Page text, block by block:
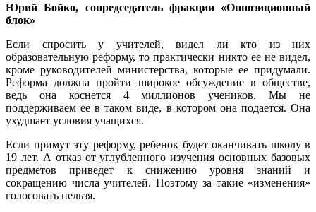
Юрий Бойко, сопредседатель фракции «Оппозиционный
блок»
Если спросить у учителей, видел ли кто из них
образовательную реформу, то практически никто ее не видел,
кроме руководителей министерства, которые ее придумали.
Реформа должна пройти широкое обсуждение в обществе,
ведь она коснется 4 миллионов учеников. Мы не
поддерживаем ее в таком виде, в котором она подается. Она
ухудшает условия учащихся.
Если примут эту реформу, ребенок будет оканчивать школу в
19 лет. А отказ от углубленного изучения основных базовых
предметов приведет к снижению уровня знаний и
сокращению числа учителей. Поэтому за такие «изменения»
голосовать нельзя.